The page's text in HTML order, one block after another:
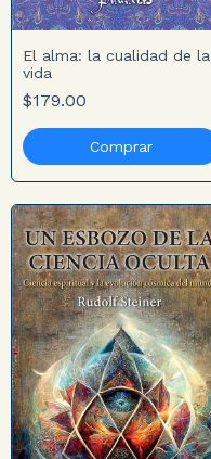
El alma: la cualidad de la
vida
$179.00